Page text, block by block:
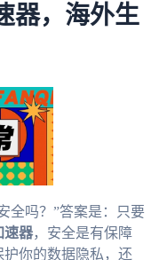
器，海外生
全吗？”答案是：只要
速器，安全是有保障
你的数据隐私，还